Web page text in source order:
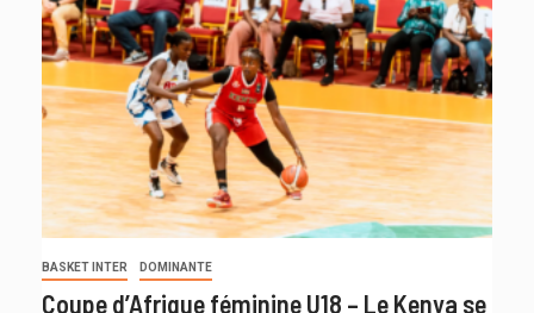
BASKET INTER DOMINANTE
Coupe d’Afrique féminine U18 – Le Kenya se